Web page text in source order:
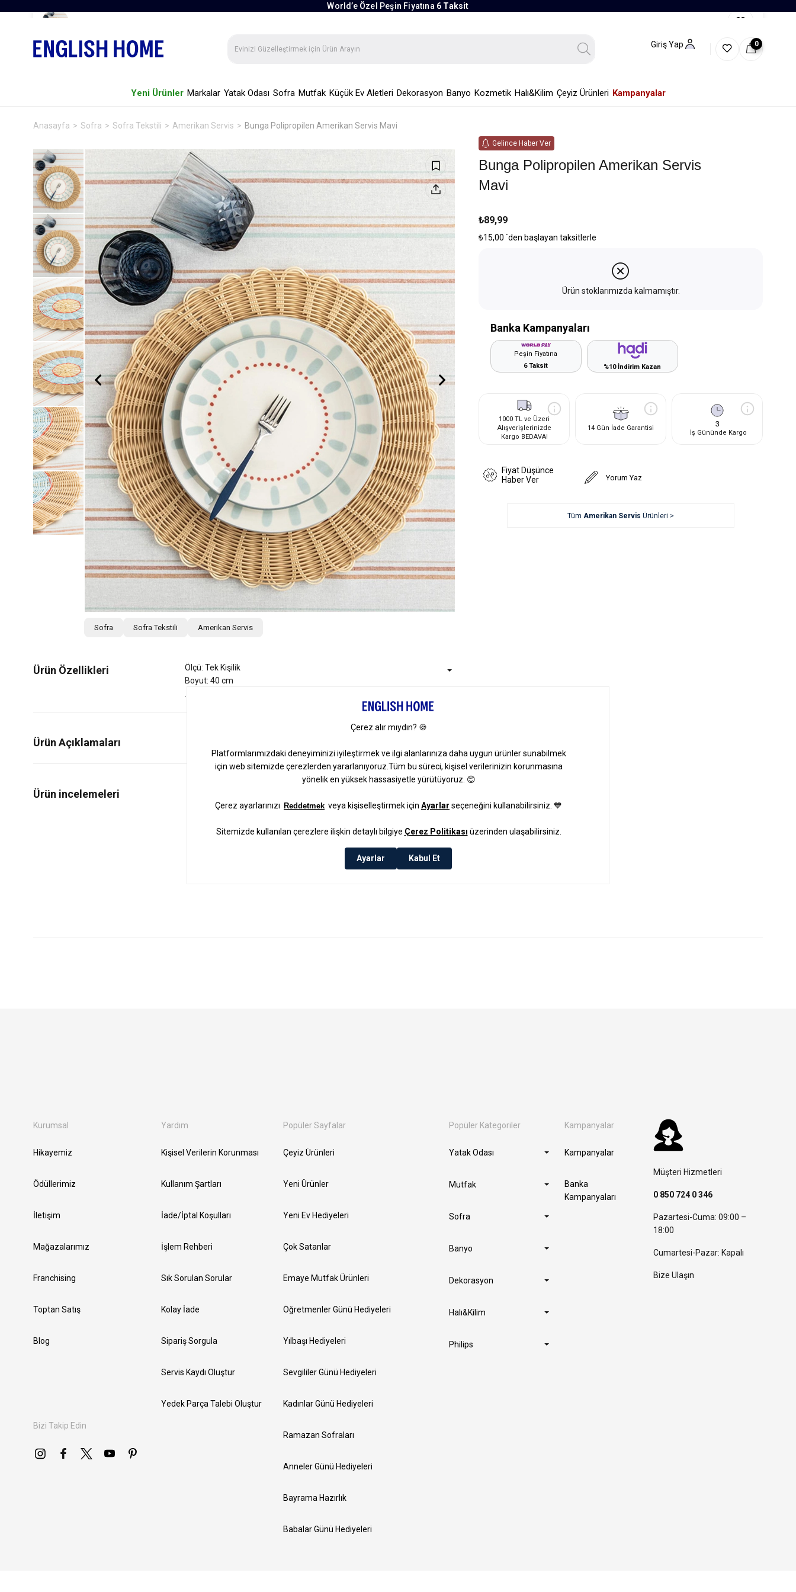
World’e Özel Peşin Fiyatına 6 Taksit
Giriş Yap 0
Yeni Ürünler Markalar Yatak Odası Sofra Mutfak Küçük Ev Aletleri Dekorasyon Banyo Kozmetik Halı&Kilim Çeyiz Ürünleri Kampanyalar
Anasayfa Sofra Sofra Tekstili Amerikan Servis Bunga Polipropilen Amerikan Servis Mavi
Sofra Sofra Tekstili Amerikan Servis
Ürün Özellikleri
Ölçü: Tek Kişilik
Boyut: 40 cm
Ürün Açıklamaları
Gelince Haber Ver
Bunga Polipropilen Amerikan Servis
Mavi
₺89,99
₺15,00 `den başlayan taksitlerle
Ürün stoklarımızda kalmamıştır.
Banka Kampanyaları
Peşin Fiyatına
6 Taksit
%10 İndirim Kazan
1000 TL ve Üzeri
Alışverişlerinizde
Kargo BEDAVA!
14 Gün İade Garantisi 3
İş Gününde Kargo
Fiyat Düşünce
Haber Ver
Yorum Yaz
Tüm Amerikan Servis Ürünleri >
Kurumsal
Hikayemiz
Ödüllerimiz
İletişim
Mağazalarımız
Franchising
Toptan Satış
Blog
Bizi Takip Edin
Yardım
Kişisel Verilerin Korunması
Kullanım Şartları
İade/İptal Koşulları
İşlem Rehberi
Sık Sorulan Sorular
Kolay İade
Sipariş Sorgula
Servis Kaydı Oluştur
Yedek Parça Talebi Oluştur
Popüler Sayfalar
Çeyiz Ürünleri
Yeni Ürünler
Yeni Ev Hediyeleri
Çok Satanlar
Emaye Mutfak Ürünleri
Öğretmenler Günü Hediyeleri
Yılbaşı Hediyeleri
Sevgililer Günü Hediyeleri
Kadınlar Günü Hediyeleri
Ramazan Sofraları
Anneler Günü Hediyeleri
Bayrama Hazırlık
Babalar Günü Hediyeleri
Popüler Kategoriler
Yatak Odası
Mutfak
Sofra
Banyo
Dekorasyon
Halı&Kilim
Philips
Kampanyalar
Kampanyalar
Banka
Kampanyaları
Müşteri Hizmetleri
0 850 724 0 346
Pazartesi-Cuma: 09:00 –
18:00
Cumartesi-Pazar: Kapalı
Bize Ulaşın